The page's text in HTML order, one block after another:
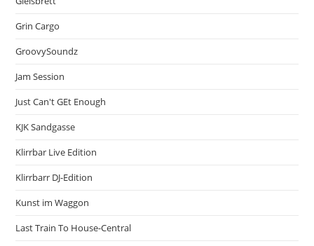
Grin Cargo
GroovySoundz
Jam Session
Just Can't GEt Enough
KJK Sandgasse
Klirrbar Live Edition
Klirrbarr DJ-Edition
Kunst im Waggon
Last Train To House-Central